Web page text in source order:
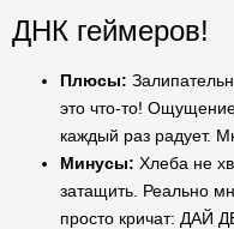
ДНК геймеров!
Плюсы:
это что-то!
каждый раз радует.
Минусы: Хлеба не
затащить. Реально
просто кричат: ДАЙ